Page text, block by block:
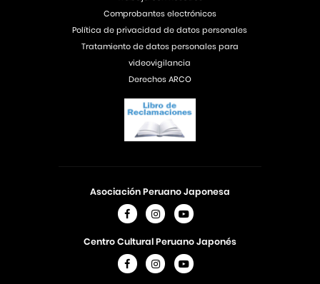
Asociación Peruano Japonesa
Centro Cultural Peruano Japonés
Comprobantes electrónicos
Política de privacidad de datos personales
Tratamiento de datos personales para
videovigilancia
Derechos ARCO